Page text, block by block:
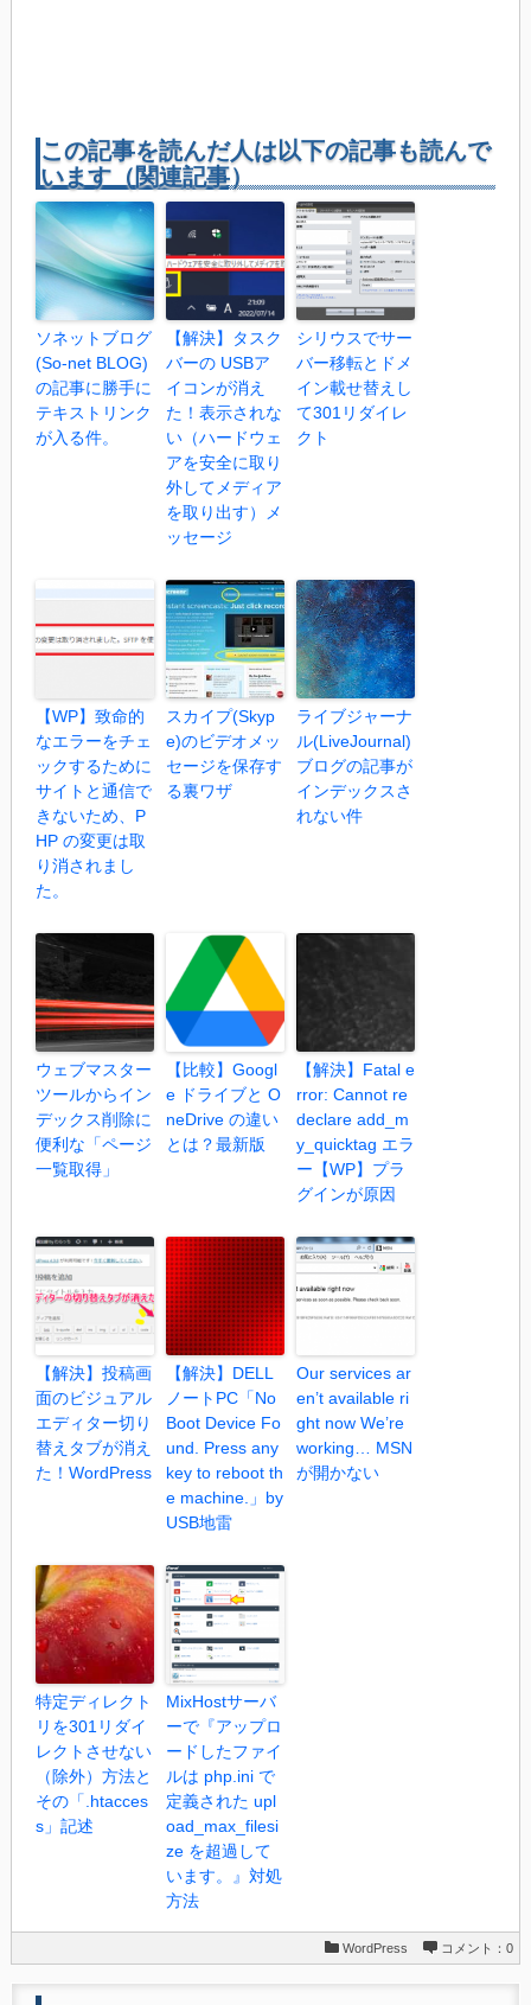
この記事を読んだ人は以下の記事も読んで
います（関連記事）
ソネットブログ
(So-net BLOG)
の記事に勝手に
テキストリンク
が入る件。
【解決】タスク
バーの USBア
イコンが消え
た！表示されな
い（ハードウェ
アを安全に取り
外してメディア
を取り出す）メ
ッセージ
シリウスでサー
バー移転とドメ
イン載せ替えし
て301リダイレ
クト
【WP】致命的
なエラーをチェ
ックするために
サイトと通信で
きないため、P
HP の変更は取
り消されまし
た。
スカイプ(Skyp
e)のビデオメッ
セージを保存す
る裏ワザ
ライブジャーナ
ル(LiveJournal)
ブログの記事が
インデックスさ
れない件
ウェブマスター
ツールからイン
デックス削除に
便利な「ページ
一覧取得」
【比較】Googl
e ドライブと O
neDrive の違い
とは？最新版
【解決】Fatal e
rror: Cannot re
declare add_m
y_quicktag エラ
ー【WP】プラ
グインが原因
【解決】投稿画
面のビジュアル
エディター切り
替えタブが消え
た！WordPress
【解決】DELL
ノートPC「No
Boot Device Fo
und. Press any
key to reboot th
e machine.」by
USB地雷
Our services ar
en’t available ri
ght now We’re
working… MSN
が開かない
特定ディレクト
リを301リダイ
レクトさせない
（除外）方法と
その「.htacces
s」記述
MixHostサーバ
ーで『アップロ
ードしたファイ
ルは php.ini で
定義された upl
oad_max_filesi
ze を超過して
います。』対処
方法
WordPress コメント：0